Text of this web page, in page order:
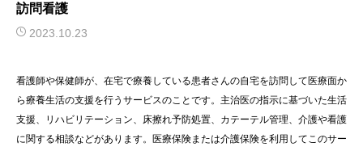
訪問看護
2023.10.23
看護師や保健師が、在宅で療養している患者さんの自宅を訪問して医療面か
ら療養生活の支援を行うサービスのことです。主治医の指示に基づいた生活
支援、リハビリテーション、床擦れ予防処置、カテーテル管理、介護や看護
に関する相談などがあります。医療保険または介護保険を利用してこのサー